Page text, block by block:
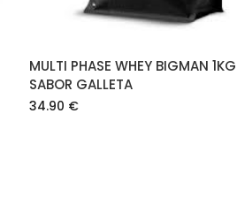
MULTI PHASE WHEY BIGMAN 1KG
SABOR GALLETA
34.90 €